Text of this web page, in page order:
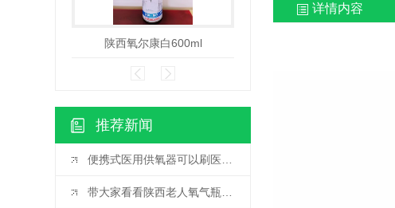
陕西氧尔康白600ml
推荐新闻
便携式医用供氧器可以刷医保卡啦
带大家看看陕西老人氧气瓶的应用情况
详情内容